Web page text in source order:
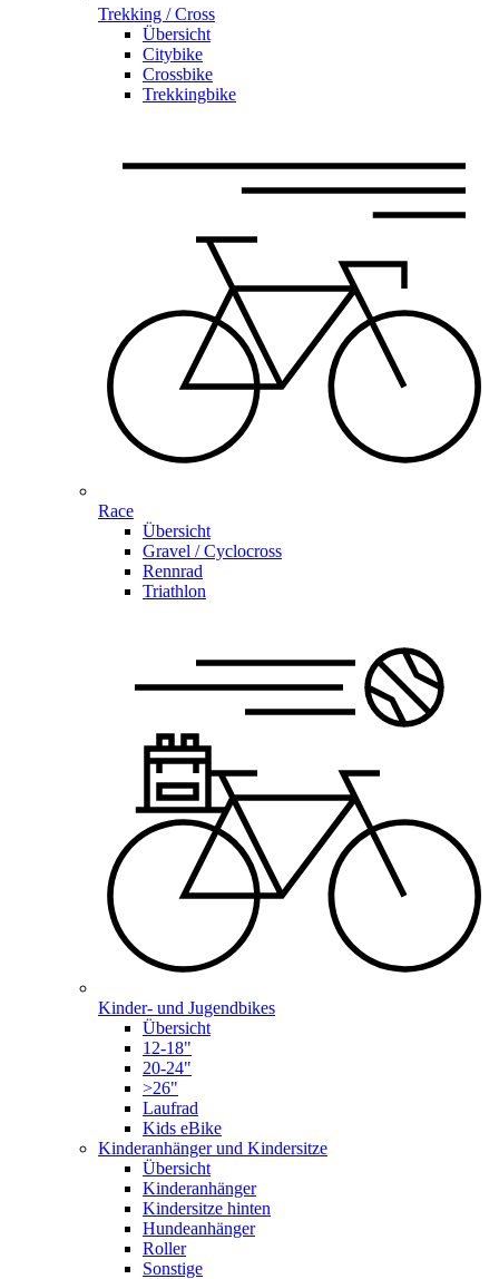
Trekking / Cross
Übersicht
Citybike
Crossbike
Trekkingbike
Race
Übersicht
Gravel / Cyclocross
Rennrad
Triathlon
Kinder- und Jugendbikes
Übersicht
12-18"
20-24"
>26"
Laufrad
Kids eBike
Kinderanhänger und Kindersitze
Übersicht
Kinderanhänger
Kindersitze hinten
Hundeanhänger
Roller
Sonstige